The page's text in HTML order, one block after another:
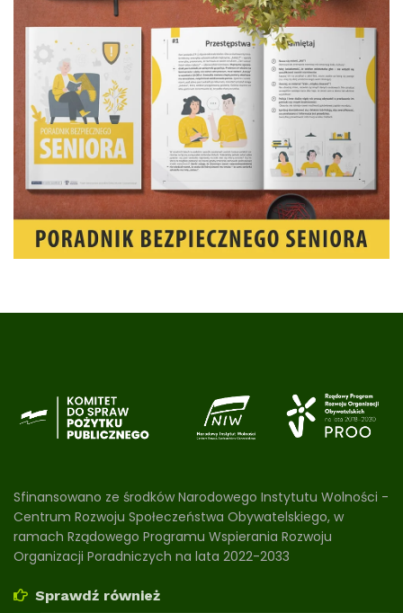
Sfinansowano ze środków Narodowego Instytutu Wolności -
Centrum Rozwoju Społeczeństwa Obywatelskiego, w
ramach Rządowego Programu Wspierania Rozwoju
Organizacji Poradniczych na lata 2022-2033
Sprawdź również